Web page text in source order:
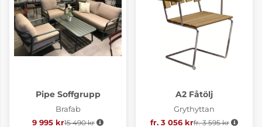
Pipe Soffgrupp
Brafab
9 995 kr Ordinarie pris:
15 490 kr
A2 Fåtölj
Grythyttan
fr. 3 056 krOrdinarie pris:
fr. 3 595 kr